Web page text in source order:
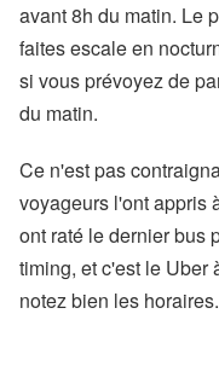
avant 8h du matin. Le
faites escale en
si vous prévoyez de
du matin.
Ce n'est pas
voyageurs l'ont appris
ont raté le dernier bus
timing, et c'est le Uber
notez bien les horaires.